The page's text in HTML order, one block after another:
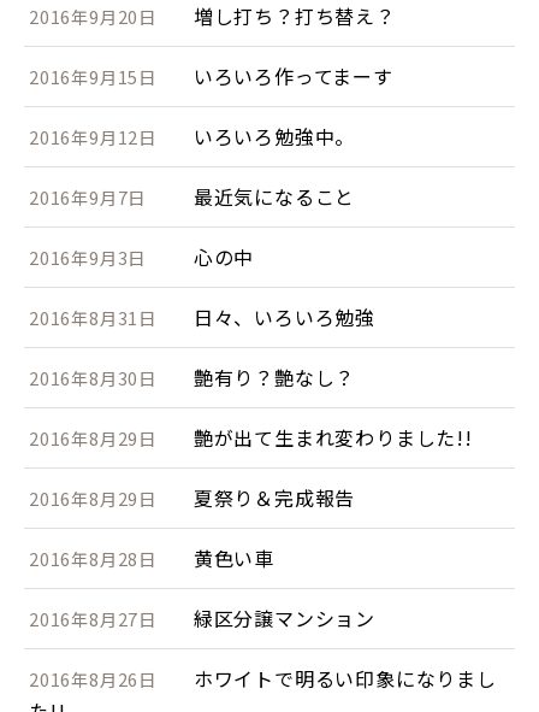
2016年9月20日 増し打ち？打ち替え？
2016年9月15日 いろいろ作ってまーす
2016年9月12日 いろいろ勉強中。
2016年9月7日 最近気になること
2016年9月3日 心の中
2016年8月31日 日々、いろいろ勉強
2016年8月30日 艶有り？艶なし？
2016年8月29日 艶が出て生まれ変わりました!!
2016年8月29日 夏祭り＆完成報告
2016年8月28日 黄色い車
2016年8月27日 緑区分譲マンション
2016年8月26日
ホワイトで明るい印象になりまし